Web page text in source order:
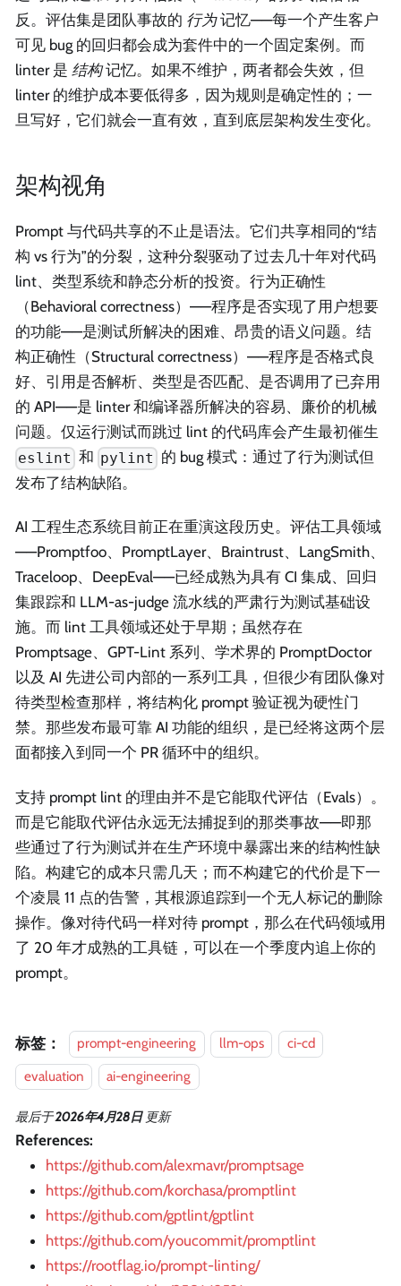
反。评估集是团队事故的 行为记忆——每一个产生客户
可见 bug 的回归都会成为套件中的一个固定案例。而
linter 是 结构记忆。如果不维护，两者都会失效，但
linter 的维护成本要低得多，因为规则是确定性的；一
旦写好，它们就会一直有效，直到底层架构发生变化。
架构视角
Prompt 与代码共享的不止是语法。它们共享相同的“结
构 vs 行为”的分裂，这种分裂驱动了过去几十年对代码
lint、类型系统和静态分析的投资。行为正确性
（Behavioral correctness）——程序是否实现了用户想要
的功能——是测试所解决的困难、昂贵的语义问题。结
构正确性（Structural correctness）——程序是否格式良
好、引用是否解析、类型是否匹配、是否调用了已弃用
的 API——是 linter 和编译器所解决的容易、廉价的机械
问题。仅运行测试而跳过 lint 的代码库会产生最初催生
eslint 和 pylint 的 bug 模式：通过了行为测试但
发布了结构缺陷。
AI 工程生态系统目前正在重演这段历史。评估工具领域
——Promptfoo、PromptLayer、Braintrust、LangSmith、
Traceloop、DeepEval——已经成熟为具有 CI 集成、回归
集跟踪和 LLM-as-judge 流水线的严肃行为测试基础设
施。而 lint 工具领域还处于早期；虽然存在
Promptsage、GPT-Lint 系列、学术界的 PromptDoctor
以及 AI 先进公司内部的一系列工具，但很少有团队像对
待类型检查那样，将结构化 prompt 验证视为硬性门
禁。那些发布最可靠 AI 功能的组织，是已经将这两个层
面都接入到同一个 PR 循环中的组织。
支持 prompt lint 的理由并不是它能取代评估（Evals）。
而是它能取代评估永远无法捕捉到的那类事故——即那
些通过了行为测试并在生产环境中暴露出来的结构性缺
陷。构建它的成本只需几天；而不构建它的代价是下一
个凌晨 11 点的告警，其根源追踪到一个无人标记的删除
操作。像对待代码一样对待 prompt，那么在代码领域用
了 20 年才成熟的工具链，可以在一个季度内追上你的
prompt。
标签： prompt-engineering llm-ops
ci-cd
evaluation
ai-engineering
最后于2026年4月28日 更新
References:
https://github.com/alexmavr/promptsage
https://github.com/korchasa/promptlint
https://github.com/gptlint/gptlint
https://github.com/youcommit/promptlint
https://rootflag.io/prompt-linting/